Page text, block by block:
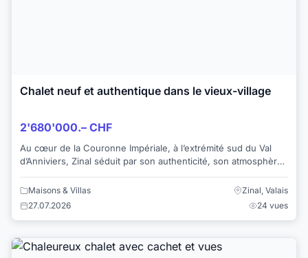
Chalet neuf et authentique dans le vieux-village
2'680'000.– CHF
Au cœur de la Couronne Impériale, à l’extrémité sud du Val
d’Anniviers, Zinal séduit par son authenticité, son atmosphère
préservée et son cadre natur...
Maisons & Villas
Zinal, Valais
27.07.2026
24 vues